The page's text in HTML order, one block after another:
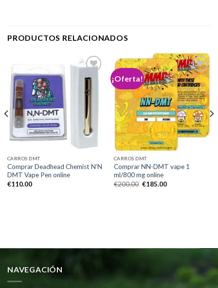
PRODUCTOS RELACIONADOS
Add to
CARROS DMT
Comprar Deadhead Chemist N’N
DMT Vape Pen online
€110.00
¡Oferta!
Add to
wishlist
CARROS DMT
Comprar NN-DMT vape 1
ml/800 mg online
€200.00 El
€185.00El
NAVEGACIÓN